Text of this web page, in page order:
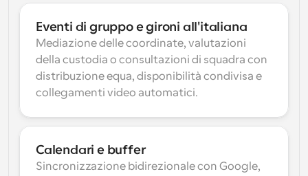
Eventi di gruppo e gironi all'italiana
Mediazione delle coordinate, valutazioni
della custodia o consultazioni di squadra con
distribuzione equa, disponibilità condivisa e
collegamenti video automatici.
Calendari e buffer
Sincronizzazione bidirezionale con Google,